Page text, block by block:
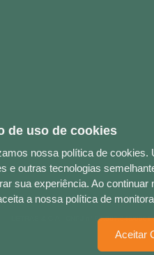
LETRAS & CIA - CNPJ n° 88.587.548/
de uso de cookies
nossa política de cookies.
e outras tecnologias
sua experiência. Ao continuar
a nossa política de
Aceitar